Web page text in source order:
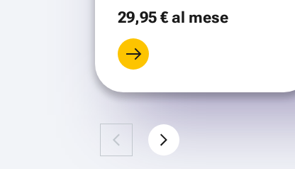
29,95 €al mese